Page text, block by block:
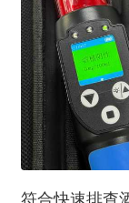
符合快速排查